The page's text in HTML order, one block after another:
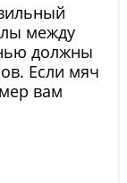
между
должны
Если мяч
вам